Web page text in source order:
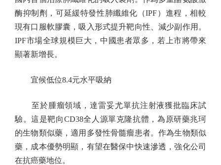
酶抑制劑，可延緩特發性肺纖維化（IPF）進程，相較
現有口服軟膠囊，吸入形式提升靶向性、減少副作用。
IPF市場全球規模巨大，中國患者眾多，若上市將帶來
顯著新增長。
宜候低位8.4元水平吸納
至於腫瘤領域，達雷妥尤單抗注射液獲批臨床試
驗。這是靶向CD38全人源單克隆抗體，為原研藥兆珂
的生物類似藥，適用多發性骨髓瘤患者。作為生物類似
藥，成本優勢明顯，有望在醫保中快速滲透，強化公司
在抗癌藥地位。